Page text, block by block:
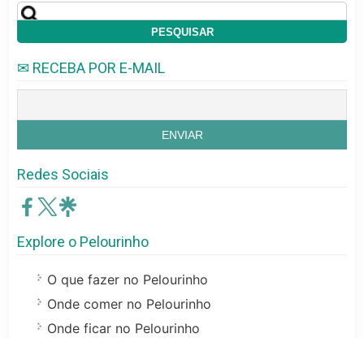
✉ RECEBA POR E-MAIL
Redes Sociais
Explore o Pelourinho
O que fazer no Pelourinho
Onde comer no Pelourinho
Onde ficar no Pelourinho